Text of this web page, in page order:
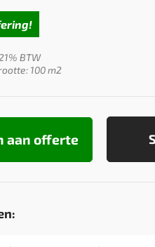
BTW
100 m2
aan offerte